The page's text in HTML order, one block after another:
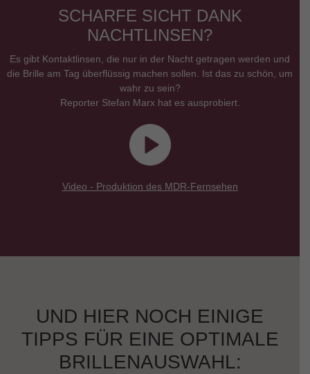
SCHARFE SICHT DANK
NACHTLINSEN?
Es gibt Kontaktlinsen, die nur in der Nacht getragen werden und
die Brille am Tag überflüssig machen sollen. Ist das zu schön, um
wahr zu sein?
Reporter Stefan Marx hat es ausprobiert.
Video - Produktion des MDR-Fernsehen
UND HIER NOCH EINIGE
TIPPS FÜR EINE OPTIMALE
BRILLENAUSWAHL: